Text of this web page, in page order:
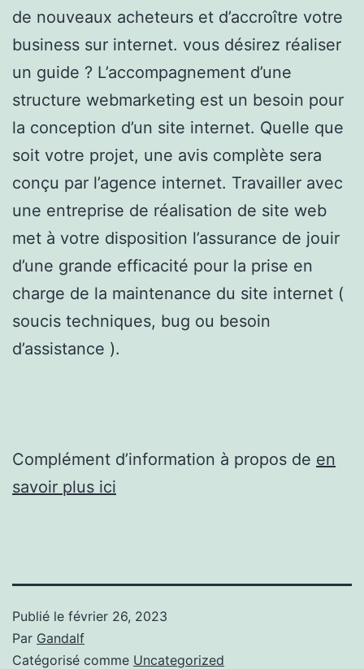
de nouveaux acheteurs et d’accroître votre
business sur internet. vous désirez réaliser
un guide ? L’accompagnement d’une
structure webmarketing est un besoin pour
la conception d’un site internet. Quelle que
soit votre projet, une avis complète sera
conçu par l’agence internet. Travailler avec
une entreprise de réalisation de site web
met à votre disposition l’assurance de jouir
d’une grande efficacité pour la prise en
charge de la maintenance du site internet (
soucis techniques, bug ou besoin
d’assistance ).
Complément d’information à propos de en
savoir plus ici
Publié le février 26, 2023
Par Gandalf
Catégorisé comme Uncategorized